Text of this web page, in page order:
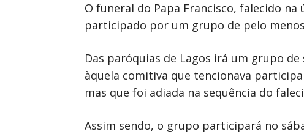
O funeral do Papa Francisco, falecido
participado por um grupo de pelo
Das paróquias de Lagos irá um grupo
àquela comitiva que tencionava
mas que foi adiada na sequência do
Assim sendo, o grupo participará no